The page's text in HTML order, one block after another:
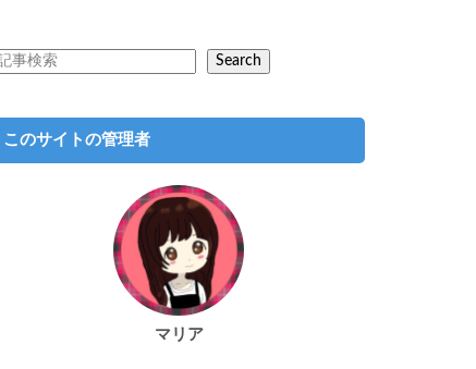
Search
このサイトの管理者
マリア